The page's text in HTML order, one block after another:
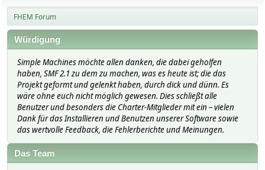
FHEM Forum
Würdigung
Simple Machines möchte allen danken, die dabei geholfen
haben, SMF 2.1 zu dem zu machen, was es heute ist; die das
Projekt geformt und gelenkt haben, durch dick und dünn. Es
wäre ohne euch nicht möglich gewesen. Dies schließt alle
Benutzer und besonders die Charter-Mitglieder mit ein – vielen
Dank für das Installieren und Benutzen unserer Software sowie
das wertvolle Feedback, die Fehlerberichte und Meinungen.
Das Team